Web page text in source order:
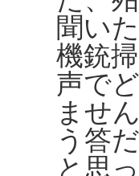
聞い
機銃
声で
ませ
う答
と思